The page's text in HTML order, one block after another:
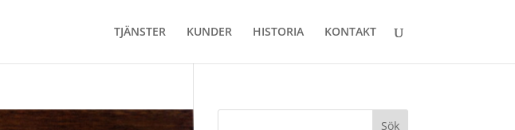
TJÄNSTER KUNDER HISTORIA KONTAKT